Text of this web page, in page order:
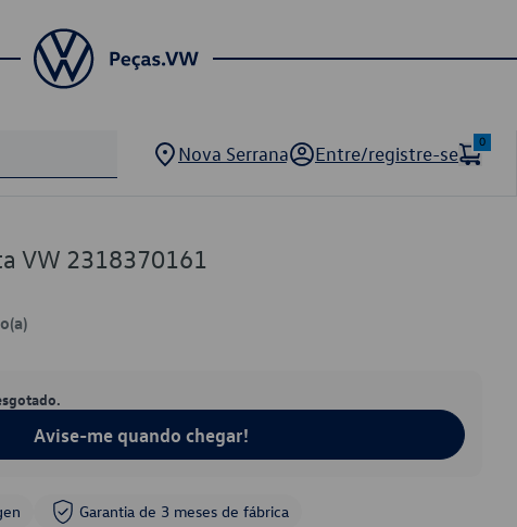
Nova Serrana Entre/registre-se
0
VW 2318370161
Avise-me quando chegar!
Garantia de 3 meses de fábrica